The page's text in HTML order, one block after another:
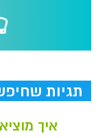
תגיות
איך